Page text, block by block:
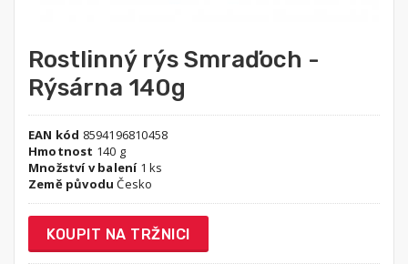
Rostlinný rýs Smraďoch -
Rýsárna 140g
EAN kód 8594196810458
Hmotnost 140 g
Množství v balení1 ks
Země původu Česko
KOUPIT NA TRŽNICI